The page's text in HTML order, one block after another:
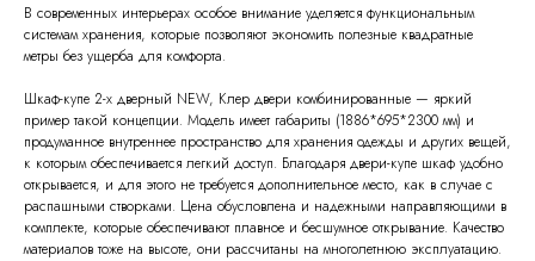
В современных интерьерах особое внимание уделяется функциональным
системам хранения, которые позволяют экономить полезные квадратные
метры без ущерба для комфорта.
Шкаф-купе 2-х дверный NEW, Клер двери комбинированные — яркий
пример такой концепции. Модель имеет габариты (1886*695*2300 мм) и
продуманное внутреннее пространство для хранения одежды и других вещей,
к которым обеспечивается легкий доступ. Благодаря двери-купе шкаф удобно
открывается, и для этого не требуется дополнительное место, как в случае с
распашными створками. Цена обусловлена и надежными направляющими в
комплекте, которые обеспечивают плавное и бесшумное открывание. Качество
материалов тоже на высоте, они рассчитаны на многолетнюю эксплуатацию.